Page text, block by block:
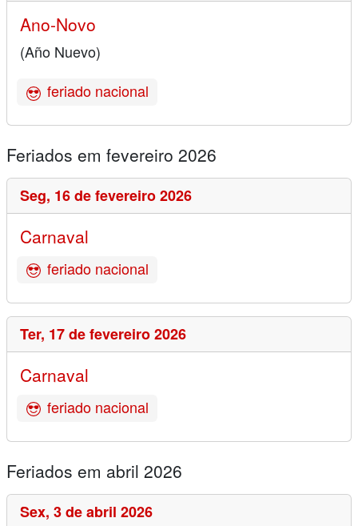
Ano-Novo
(Año Nuevo)
feriado nacional
Feriados em fevereiro 2026
Seg, 16 de fevereiro 2026
Carnaval
feriado nacional
Ter, 17 de fevereiro 2026
Carnaval
feriado nacional
Feriados em abril 2026
Sex, 3 de abril 2026